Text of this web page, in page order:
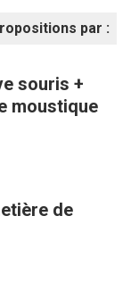
par :
souris +
moustique
de